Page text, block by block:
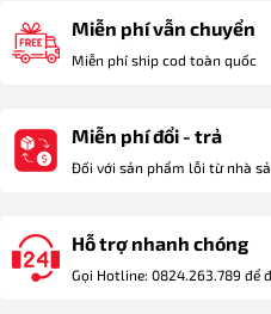
Miễn phí vẫn chuyển
Miễn phí ship cod toàn quốc
Miễn phí đổi - trả
Đối với sản phẩm lỗi từ nhà
Hỗ trợ nhanh chóng
Gọi Hotline: 0824.263.789 để